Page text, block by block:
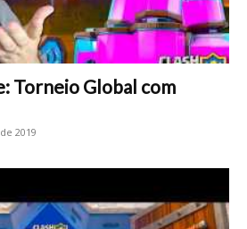
Torneio Global com
2019